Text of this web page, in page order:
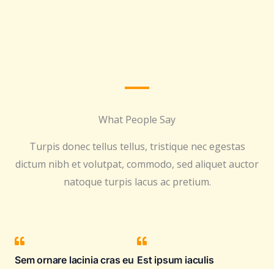
What People Say
Turpis donec tellus tellus, tristique nec egestas
dictum nibh et volutpat, commodo, sed aliquet auctor
natoque turpis lacus ac pretium.
Sem ornare lacinia cras eu Est ipsum iaculis